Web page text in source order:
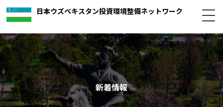
日本ウズベキスタン投資環境整備ネットワーク
新着情報